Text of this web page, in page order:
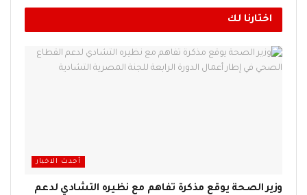
اختارنا لك
أحدث الاخبار
وزير الصحة يوقع مذكرة تفاهم مع نظيره التشادي لدعم